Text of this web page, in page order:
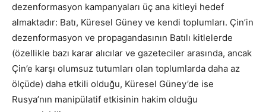
dezenformasyon kampanyaları üç ana kitleyi hedef
almaktadır: Batı, Küresel Güney ve kendi toplumları. Çin’in
dezenformasyon ve propagandasının Batılı kitlelerde
(özellikle bazı karar alıcılar ve gazeteciler arasında, ancak
Çin’e karşı olumsuz tutumları olan toplumlarda daha az
ölçüde) daha etkili olduğu, Küresel Güney’de ise
Rusya’nın manipülatif etkisinin hakim olduğu